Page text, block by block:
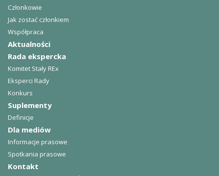
Członkowie
Jak zostać członkiem
Współpraca
Aktualności
Rada ekspercka
Komitet Stały REx
Eksperci Rady
Konkurs
Suplementy
Definicje
Dla mediów
Informacje prasowe
Spotkania prasowe
Kontakt